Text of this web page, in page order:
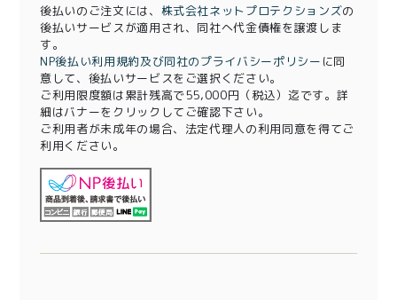
後払いのご注文には、 株式会社ネットプロテクションズの
後払いサービスが適用され、同社へ代金債権を譲渡しま
す。
NP後払い利用規約及び同社のプライバシーポリシー に同
意して、後払いサービスをご選択ください。
ご利用限度額は累計残高で55,000円（税込）迄です。詳
細はバナーをクリックしてご確認下さい。
ご利用者が未成年の場合、法定代理人の利用同意を得てご
利用ください。